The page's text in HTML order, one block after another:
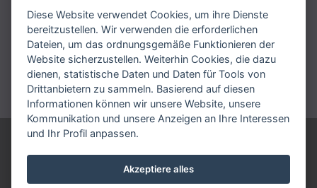
Lieferung:
Bezahlung:
ARIES DEUTSCHLAND GmbH
Telefonnummmer: +49 9231 7909 192
Diese Website verwendet Cookies, um ihre Dienste
bereitzustellen. Wir verwenden die erforderlichen
Dateien, um das ordnungsgemäße Funktionieren der
Website sicherzustellen. Weiterhin Cookies, die dazu
dienen, statistische Daten und Daten für Tools von
Drittanbietern zu sammeln. Basierend auf diesen
Informationen können wir unsere Website, unsere
Kommunikation und unsere Anzeigen an Ihre Interessen
und Ihr Profil anpassen.
Akzeptiere alles